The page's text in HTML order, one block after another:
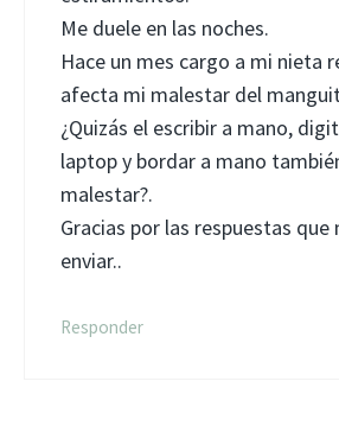
Me duele en las noches.
Hace un mes cargo a mi nieta
afecta mi malestar del
¿Quizás el escribir a mano,
laptop y bordar a mano
malestar?.
Gracias por las respuestas que
enviar..
Responder